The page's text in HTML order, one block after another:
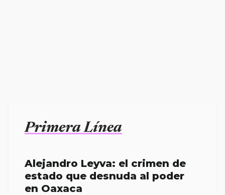
Primera Línea
Alejandro Leyva: el crimen de
estado que desnuda al poder
en Oaxaca